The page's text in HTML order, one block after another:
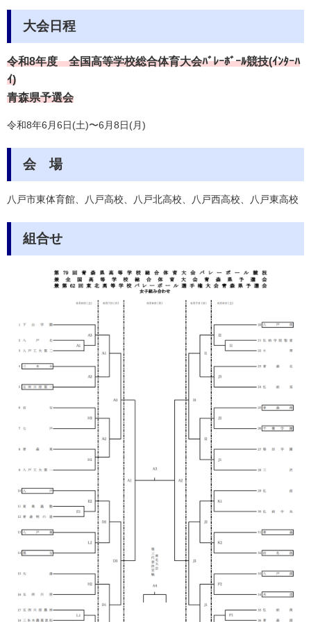
大会日程
令和8年度全国高等学校総合体育大会ﾊﾞﾚｰﾎﾞｰﾙ競技(ｲﾝﾀｰﾊ
ｲ)
青森県予選会
令和8年6月6日(土)〜6月8日(月)
会 場
八戸市東体育館、八戸高校、八戸北高校、八戸西高校、八戸東高校
組合せ